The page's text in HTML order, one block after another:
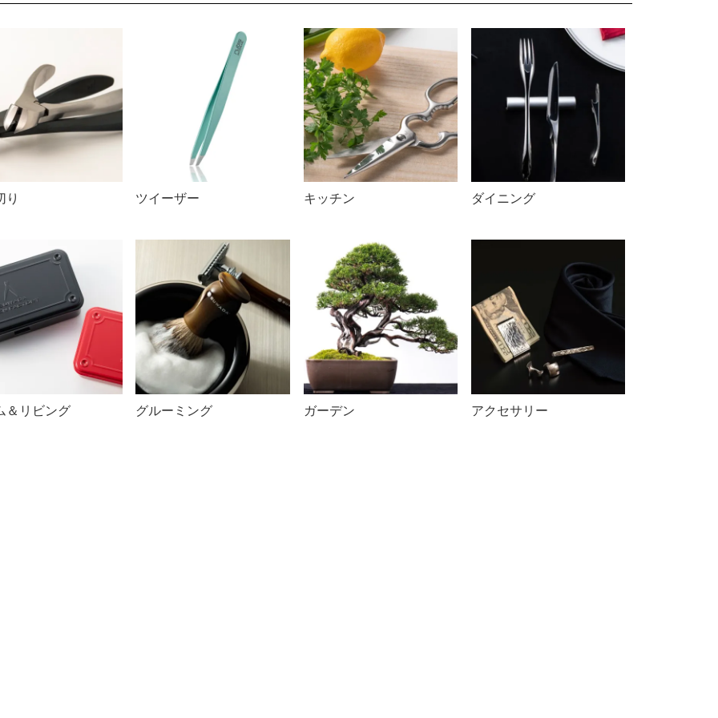
り ツイーザー キッチン ダイニング
＆リビング グルーミング ガーデン アクセサリー